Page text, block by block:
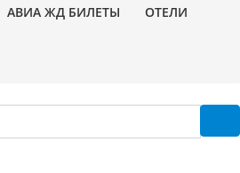
АВИА ЖД БИЛЕТЫ ОТЕЛИ